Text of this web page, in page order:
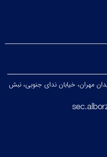
مهران، خیابان ندای جنوبی، نبش